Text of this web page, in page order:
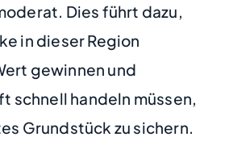
Dies führt dazu,
in dieser Region
gewinnen und
schnell handeln müssen,
Grundstück zu sichern.